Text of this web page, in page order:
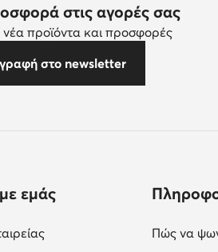
στις αγορές σας
προϊόντα και προσφορές
στο newsletter
εμάς
Πώς να